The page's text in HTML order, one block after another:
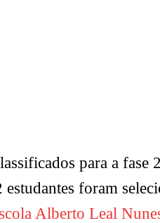
para a
foram
Alberto Leal